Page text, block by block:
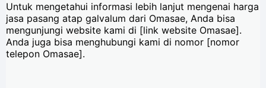
Untuk mengetahui informasi lebih lanjut mengenai harga
jasa pasang atap galvalum dari Omasae, Anda bisa
mengunjungi website kami di [link website Omasae].
Anda juga bisa menghubungi kami di nomor [nomor
telepon Omasae].